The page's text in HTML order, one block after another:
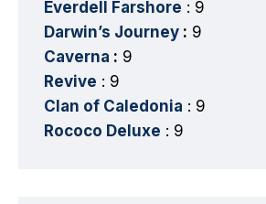
Everdell Farshore : 9
Darwin’s Journey : 9
Caverna : 9
Revive : 9
Clan of Caledonia : 9
Rococo Deluxe : 9